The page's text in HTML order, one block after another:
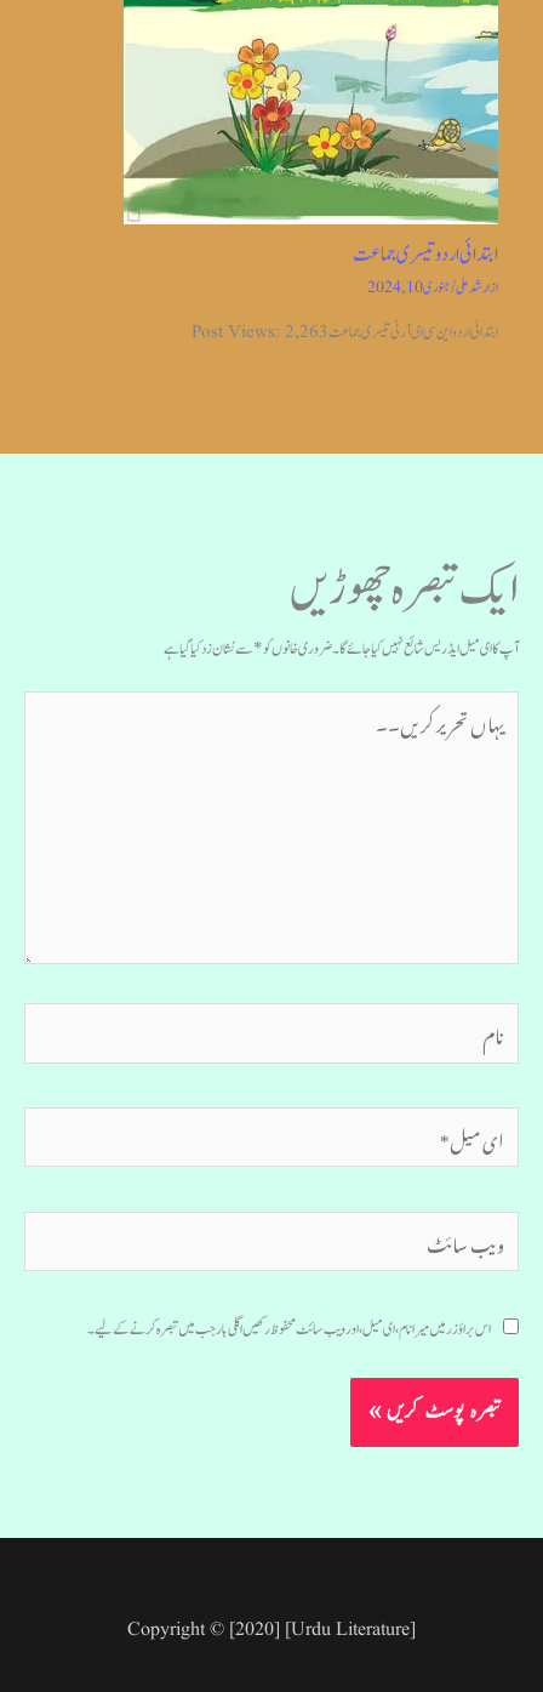
ابتدائی اردو تیسری جماعت
ازارشد علی/جنوری 10, 2024
ابتدائی اردو این سی ای آر ٹی تیسری جماعت Post Views: 2,263
ایک تبصرہ چھوڑیں
آپ کا ای میل ایڈریس شائع نہیں کیا جائے گا۔ضروری خانوں کو*سے نشان زد کیا گیا ہے
تحریر
میل*
سائٹ
اس براؤزر میں میرا نام، ای میل، اور ویب سائٹ محفوظ رکھیں اگلی بار جب میں تبصرہ کرنے کےلیے۔
Copyright © [2020] [Urdu Literature]